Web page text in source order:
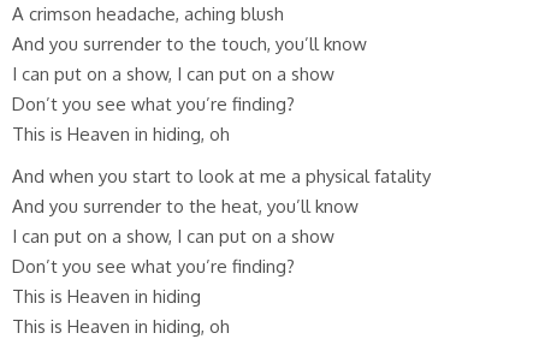
A crimson headache, aching blush
And you surrender to the touch, you’ll know
I can put on a show, I can put on a show
Don’t you see what you’re finding?
This is Heaven in hiding, oh
And when you start to look at me a physical fatality
And you surrender to the heat, you’ll know
I can put on a show, I can put on a show
Don’t you see what you’re finding?
This is Heaven in hiding
This is Heaven in hiding, oh